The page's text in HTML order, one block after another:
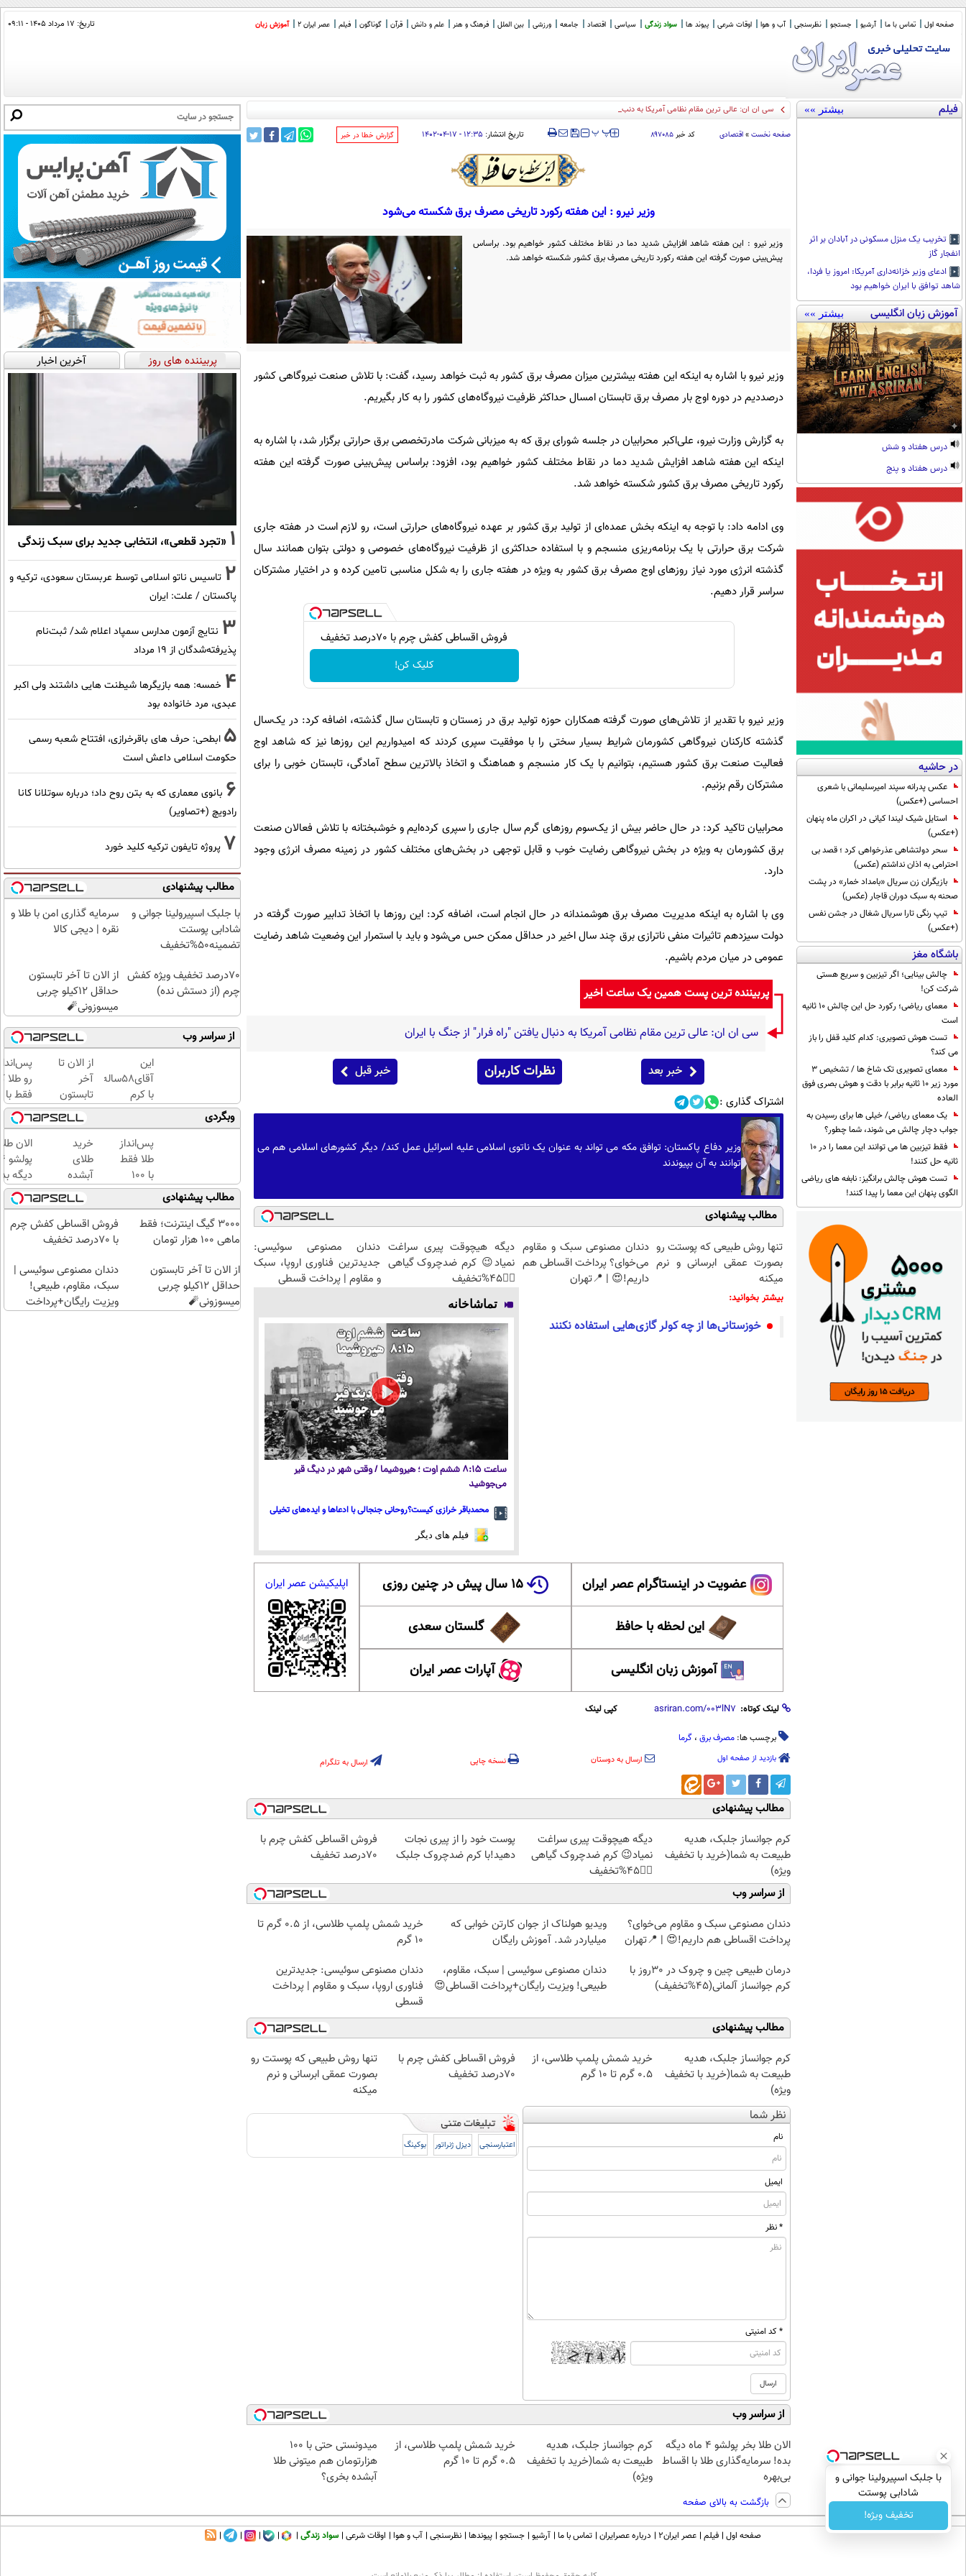
صفحه اول تماس با ما آرشیو جستجو نظرسنجی آب و هوا اوقات شرعی پیوند ها سواد زندگی سیاسی اقتصاد جامعه ورزشی بین الملل فرهنگ و هنر علم و دانش قرآن گوناگون فیلم عصر ایران 2 آموزش زبان تاریخ: ۱۷ مرداد ۱۴۰۵ - ۰۹:۱۱
فیلم بیشتر »»
تخریب یک منزل مسکونی در آبادان بر اثر
انفجار گاز
ادعای وزیر خزانه‌داری آمریکا: امروز یا فردا،
شاهد توافق با ایران خواهیم بود
آموزش زبان انگلیسی بیشتر »»
درس هفتاد و شش
درس هفتاد و پنج
در حاشیه
عکس پدرانه سپند امیرسلیمانی با شعری
احساسی (+عکس)
استایل شیک لیندا کیانی در اکران ماه پنهان
(+عکس)
سحر دولتشاهی عذرخواهی کرد ؛ قصد بی
احترامی به اذان نداشتم (عکس)
بازیگران زن سریال «بامداد خمار» در پشت
صحنه به سبک دوران قاجار (عکس)
تیپ رنگی تارا سریال شغال در جشن نفس
(+عکس)
باشگاه مغز
چالش بینایی؛ اگر تیزبین و سریع هستی
شرکت کن!
معمای ریاضی؛ رکورد حل این چالش 10 ثانیه
است
تست هوش تصویری: کدام کلید قفل را باز
می کند؟
معمای تصویری تک شاخ ها / تشخیص 3
مورد زیر 10 ثانیه برابر با دقت و هوش بصری فوق
العاده
یک معمای ریاضی/ خیلی ها برای رسیدن به
جواب دچار چالش می شوند، شما چطور؟
فقط تیزبین ها می توانند این معما را در 10
ثانیه حل کنند!
تست هوش چالش برانگیز: نابغه های ریاضی
الگوی پنهان این معما را پیدا کنند!
سی ان ان: عالی ترین مقام نظامی آمریکا به دنبال یافتن "راه فرا
صفحه نخست » اقتصادی کد خبر ۸۹۷۰۸۵ ‍‍‍ پ پ تاریخ انتشار: ۱۲:۳۵ - ۱۷-۰۴-۱۴۰۲ ‌گزارش خطا در خبر
وزیر نیرو : این هفته رکورد تاریخی مصرف برق شکسته می‌شود
وزیر نیرو : این هفته شاهد افزایش شدید دما در نقاط مختلف کشور خواهیم بود. براساس
پیش‌بینی صورت گرفته این هفته رکورد تاریخی مصرف برق کشور شکسته خواهد شد.
وزیر نیرو با اشاره به اینکه این هفته بیشترین میزان مصرف برق کشور به ثبت خواهد رسید، گفت: با تلاش صنعت نیروگاهی کشور
درصددیم در دوره اوج بار مصرف برق تابستان امسال حداکثر ظرفیت نیروگاه‌های کشور را به کار بگیریم.
به گزارش وزارت نیرو، علی‌اکبر محرابیان در جلسه شورای برق که به میزبانی شرکت مادرتخصصی برق حرارتی برگزار شد، با اشاره به
اینکه این هفته شاهد افزایش شدید دما در نقاط مختلف کشور خواهیم بود، افزود: براساس پیش‌بینی صورت گرفته این هفته
رکورد تاریخی مصرف برق کشور شکسته خواهد شد.
وی ادامه داد: با توجه به اینکه بخش عمده‌ای از تولید برق کشور بر عهده نیروگاه‌های حرارتی است، رو لازم است در هفته جاری
شرکت برق حرارتی با یک برنامه‌ریزی منسجم و با استفاده حداکثری از ظرفیت نیروگاه‌های خصوصی و دولتی بتوان همانند سال
گذشته انرژی مورد نیاز روزهای اوج مصرف برق کشور به ویژه در هفته جاری را به شکل مناسبی تامین کرده و در اختیار مشترکان
سراسر قرار دهیم.
فروش اقساطی کفش چرم با 70درصد تخفیف
کلیک کن!
وزیر نیرو با تقدیر از تلاش‌های صورت گرفته همکاران حوزه تولید برق در زمستان و تابستان سال گذشته، اضافه کرد: در یک‌سال
گذشته کارکنان نیروگاهی کشورمان شرایط بسیار سختی را با موفقیت سپری کردند که امیدواریم این روزها نیز که شاهد اوج
فعالیت صنعت برق کشور هستیم، بتوانیم با یک کار منسجم و هماهنگ و اتخاذ بالاترین سطح آمادگی، تابستان خوبی را برای
مشترکان رقم بزنیم.
محرابیان تاکید کرد: در حال حاضر بیش از یک‌سوم روزهای گرم سال جاری را سپری کرده‌ایم و خوشبختانه با تلاش فعالان صنعت
برق کشورمان به ویژه در بخش نیروگاهی رضایت خوب و قابل توجهی در بخش‌های مختلف کشور در زمینه مصرف انرژی وجود
دارد.
وی با اشاره به اینکه مدیریت مصرف برق هوشمندانه در حال انجام است، اضافه کرد: این روزها با اتخاذ تدابیر صورت گرفته در
دولت سیزدهم تاثیرات منفی ناترازی برق چند سال اخیر در حداقل ممکن حس می‌شود و باید با استمرار این وضعیت شاهد رضایت
عمومی در میان مردم باشیم.
پربیننده ترین پست همین یک ساعت اخیر
سی ان ان: عالی ترین مقام نظامی آمریکا به دنبال یافتن "راه فرار" از جنگ با ایران
خبر بعد نظرات کاربران خبر قبل
اشتراک گذاری :
وزیر دفاع پاکستان: توافق مکه می تواند به عنوان یک ناتوی اسلامی علیه اسرائیل عمل کند/ دیگر کشورهای اسلامی هم می
توانند به آن بپیوندند
مطالب پیشنهادی
تنها روش طبیعی که پوستت رو
بصورت عمقی ابرسانی و نرم
میکنه
دندان مصنوعی سبک و مقاوم
می‌خوای؟ پرداخت اقساطی هم
داریم!😍 | 📍تهران
دیگه هیچوقت پیری سراغت
نمیاد😉 کرم ضدچروک گیاهی
👈🏻45%تخفیف
دندان مصنوعی سوئیسی:
جدیدترین فناوری اروپا، سبک
و مقاوم | پرداخت قسطی
بیشتر بخوانید:
خوزستانی‌ها از چه کولر گازی‌هایی استفاده نکنند
تماشاخانه
ساعت ۸:۱۵ ششم اوت ؛ هیروشیما / وقتی شهر در دیگ قیر
می‌جوشید
محمدباقر خرازی کیست؟روحانی جنجالی با ادعاها و ایده‌های تخیلی
فیلم های دیگر
عضویت در اینستاگرام عصر ایران ۱۵ سال پیش در چنین روزی
این لحظه با حافظ گلستان سعدی
آموزش زبان انگلیسی آپارات عصر ایران
اپلیکیشن عصر ایران
لینک کوتاه: کپی لینک
برچسب ها: مصرف برق ، گرما
بازدید از صفحه اول ارسال به دوستان نسخه چاپی ارسال به تلگرام
مطالب پیشنهادی
کرم جوانساز جلبک، هدیه
طبیعت به شما(خرید با تخفیف
ویژه)
دیگه هیچوقت پیری سراغت
نمیاد😉 کرم ضدچروک گیاهی
👈🏻45%تخفیف
پوست خود را از پیری نجات
دهید!با کرم ضدچروک جلبک
فروش اقساطی کفش چرم با
70درصد تخفیف
از سراسر وب
دندان مصنوعی سبک و مقاوم می‌خوای؟
پرداخت اقساطی هم داریم!😍 | 📍تهران
ویدیو هولناک از جوان کارتن خوابی که
میلیاردر شد. آموزش رایگان
خرید شمش پلمپ طلاسی، از ۰.۵ گرم تا
۱۰ گرم
درمان طبیعی چین و چروک در 30روز با
کرم جوانساز آلمانی(45%تخفیف)
دندان مصنوعی سوئیسی | سبک، مقاوم،
طبیعی! ویزیت رایگان+پرداخت اقساطی😍
دندان مصنوعی سوئیسی: جدیدترین
فناوری اروپا، سبک و مقاوم | پرداخت
قسطی
مطالب پیشنهادی
کرم جوانساز جلبک، هدیه
طبیعت به شما(خرید با تخفیف
ویژه)
خرید شمش پلمپ طلاسی، از
۰.۵ گرم تا ۱۰ گرم
فروش اقساطی کفش چرم با
70درصد تخفیف
تنها روش طبیعی که پوستت رو
بصورت عمقی ابرسانی و نرم
میکنه
نظر شما
نام
ایمیل
* نظر
* کد امنیتی
اعتبارسنجی دیزل ژنراتور بوکینگ
از سراسر وب
الان طلا بخر پولشو 4 ماه دیگه
بده! سرمایه‌گذاری طلا با اقساط
بی‌بهره
کرم جوانساز جلبک، هدیه
طبیعت به شما(خرید با تخفیف
ویژه)
خرید شمش پلمپ طلاسی، از
۰.۵ گرم تا ۱۰ گرم
میدونستی حتی با ۱۰۰
هزارتومان هم میتونی طلا
آبشده بخری؟
بازگشت به بالای صفحه
پربیننده های روز آخرین اخبار
1 «تجرد قطعی»، انتخابی جدید برای سبک زندگی
2 تاسیس ناتو اسلامی توسط عربستان سعودی، ترکیه و
پاکستان / علت: ایران
3 نتایج آزمون مدارس سمپاد اعلام شد/ ثبت‌نام
پذیرفته‌شدگان از ۱۹ مرداد
4 خمسه: همه بازیگرها شیطنت هایی داشتند ولی اکبر
عبدی، مرد خانواده بود
5 ابطحی: حرف های باقرخرازی، افتتاح شعبه رسمی
حکومت اسلامی داعش است
6 بانوی معماری که به بتن روح داد؛ درباره سوتلانا کانا
رادویچ (+تصاویر)
7 پروژه تایفون ترکیه کلید خورد
مطالب پیشنهادی
با جلبک اسپیرولینا جوانی و
شادابی پوستت
تضمینه50%تخفیف
سرمایه گذاری امن با طلا و
نقره | دیجی کالا
70درصد تخفیف ویژه کفش
چرم (از دستش نده)
از الان تا آخر تابستون
حداقل 12کیلو چربی
میسوزونی🧨
از سراسر وب
این
آقای58ساله
با کرم
ضدچروک
جلبک10سال
جوان
شد(سفارش
با تخفیف)
از الان تا
آخر
تابستون
حداقل
12کیلو
چربی
میسوزونی
🧨
رو طلا
فقط با
کلیک با
مبلغ...
وبگردی
پس‌انداز
طلا فقط
با ۱۰۰
هزارتومان
(امن و
راحت)
خرید
طلای
آبشده
حتی با
۱۰۰هزارتومان
الان
دیگه
طلا با
بی‌بهره
مطالب پیشنهادی
3000 گیگ اینترنت؛ فقط
ماهی 100 هزار تومان
فروش اقساطی کفش چرم
با 70درصد تخفیف
از الان تا آخر تابستون
حداقل 12کیلو چربی
میسوزونی🧨
دندان مصنوعی سوئیسی |
سبک، مقاوم، طبیعی!
ویزیت رایگان+پرداخت
با جلبک اسپیرولینا جوانی و
شادابی پوستت
تضمینه50%تخفیف
تخفیف ویژه!
صفحه اول فیلم عصر ایران۲ درباره عصرایران تماس با ما آرشیو جستجو پیوندها نظرسنجی آب و هوا اوقات شرعی سواد زندگی